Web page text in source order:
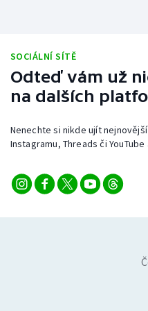
SOCIÁLNÍ SÍTĚ
Odteď vám už
na dalších
Nenechte si nikde ujít
Instagramu, Threads či